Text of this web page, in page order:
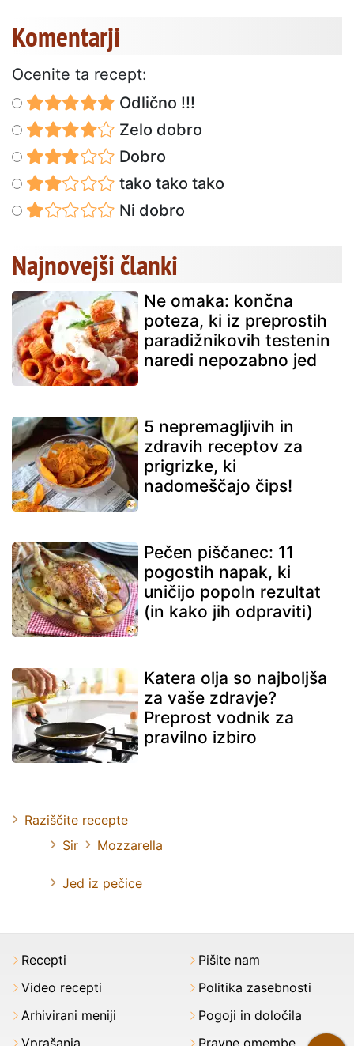
Komentarji
Ocenite ta recept:
Odlično !!!
Zelo dobro
Dobro
tako tako tako
Ni dobro
Najnovejši članki
Ne omaka: končna
poteza, ki iz preprostih
paradižnikovih testenin
naredi nepozabno jed
5 nepremagljivih in
zdravih receptov za
prigrizke, ki
nadomeščajo čips!
Pečen piščanec: 11
pogostih napak, ki
uničijo popoln rezultat
(in kako jih odpraviti)
Katera olja so najboljša
za vaše zdravje?
Preprost vodnik za
pravilno izbiro
Raziščite recepte
Sir
Mozzarella
Jed iz pečice
Recepti
Video recepti
Arhivirani meniji
Vprašanja
Pišite nam
Politika zasebnosti
Pogoji in določila
Pravne omembe